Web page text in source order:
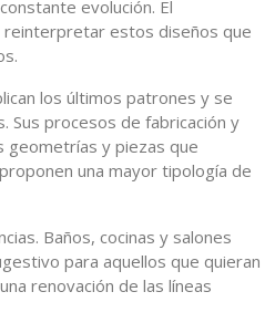
evolución. El
reinterpretar estos diseños que
los últimos patrones y se
Sus procesos de fabricación y
geometrías y piezas que
una mayor tipología de
Baños, cocinas y salones
para aquellos que quieran
renovación de las líneas